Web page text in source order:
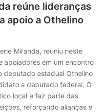
reúne lideranças
apoio a Othelino
Miranda, reuniu neste
apoiadores em um encontro
deputado estadual Othelino
a deputado federal. O
local e faz parte das
reforçando alianças e